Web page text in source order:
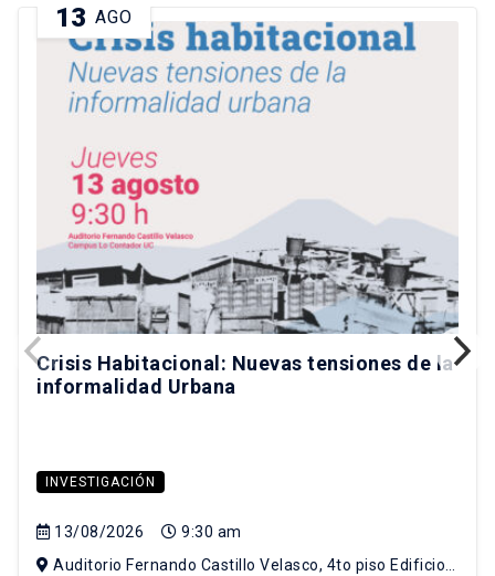
13 AGO
Crisis Habitacional: Nuevas tensiones de la
informalidad Urbana
INVESTIGACIÓN
13/08/2026
9:30 am
Auditorio Fernando Castillo Velasco, 4to piso Edificio